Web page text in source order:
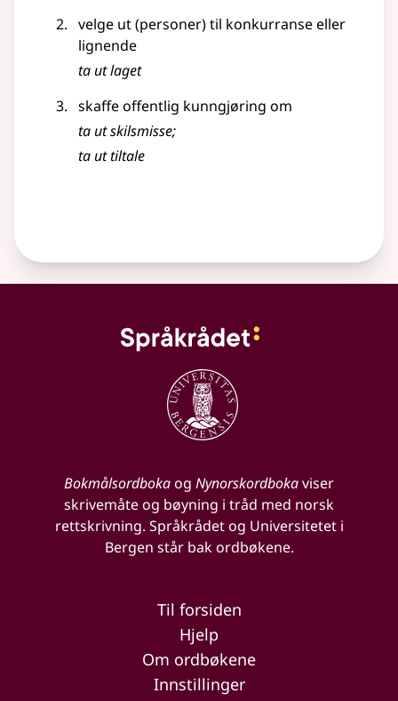
velge ut (personer) til konkurranseeller
lignende
ta ut laget
skaffe offentlig kunngjøring om
ta ut skilsmisse;
ta ut tiltale
Bokmålsordbokaog Nynorskordbokaviser
skrivemåte og bøyning i tråd med norsk
rettskrivning. Språkrådet og Universitetet i
Bergen står bak ordbøkene.
Til forsiden
Hjelp
Om ordbøkene
Innstillinger